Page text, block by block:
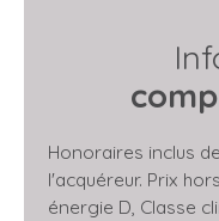
Honoraires inclus
l'acquéreur. Prix
énergie D, Classe